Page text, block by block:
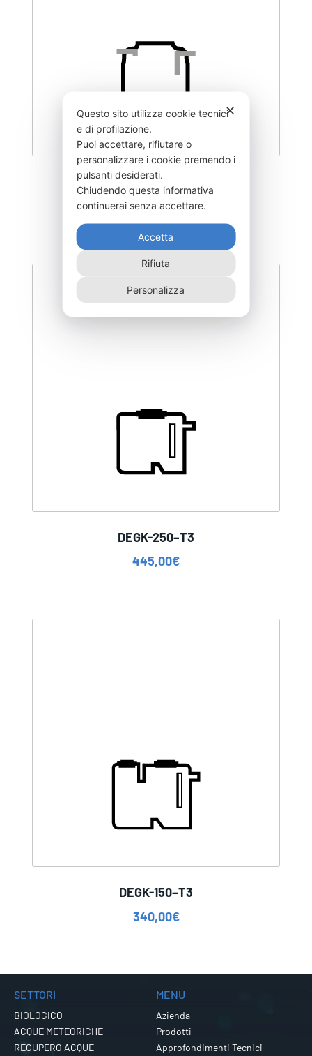
DEGL-400–CO
435,00€
DEGK-250–T3
445,00€
DEGK-150–T3
340,00€
SETTORI
BIOLOGICO
ACQUE METEORICHE
RECUPERO ACQUE
MENU
Azienda
Prodotti
Approfondimenti Tecnici
✕
Questo sito utilizza cookie tecnici
e di profilazione.
Puoi accettare, rifiutare o
personalizzare i cookie premendo i
pulsanti desiderati.
Chiudendo questa informativa
continuerai senza accettare.
Accetta
Rifiuta
Personalizza